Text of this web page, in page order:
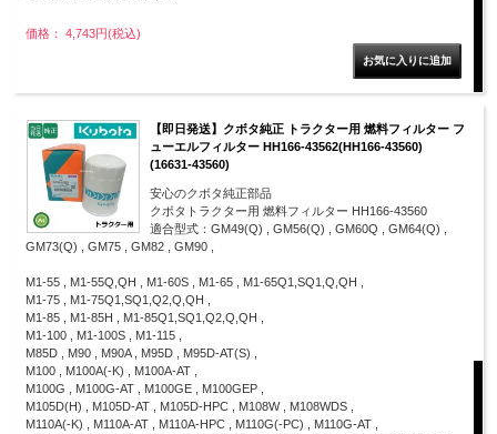
価格： 4,743円(税込)
【即日発送】クボタ純正 トラクター用 燃料フィルター フ
ューエルフィルター HH166-43562(HH166-43560)
(16631-43560)
安心のクボタ純正部品
クボタトラクター用 燃料フィルター HH166-43560
適合型式：GM49(Q) , GM56(Q) , GM60Q , GM64(Q) ,
GM73(Q) , GM75 , GM82 , GM90 ,
M1-55 , M1-55Q,QH , M1-60S , M1-65 , M1-65Q1,SQ1,Q,QH ,
M1-75 , M1-75Q1,SQ1,Q2,Q,QH ,
M1-85 , M1-85H , M1-85Q1,SQ1,Q2,Q,QH ,
M1-100 , M1-100S , M1-115 ,
M85D , M90 , M90A , M95D , M95D-AT(S) ,
M100 , M100A(-K) , M100A-AT ,
M100G , M100G-AT , M100GE , M100GEP ,
M105D(H) , M105D-AT , M105D-HPC , M108W , M108WDS ,
M110A(-K) , M110A-AT , M110A-HPC , M110G(-PC) , M110G-AT ,